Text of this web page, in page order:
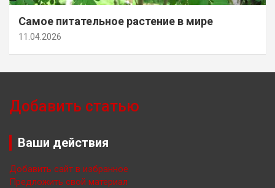
Самое питательное растение в мире
11.04.2026
Добавить статью
Ваши действия
Добавить сайт в избранное
Предложить свой материал